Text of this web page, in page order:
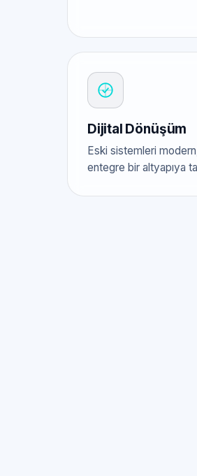
Dijital Dönüşüm
Eski sistemleri
entegre bir altyapıya